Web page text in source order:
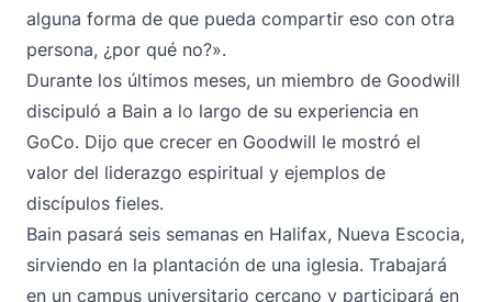
alguna forma de que pueda compartir eso con otra
persona, ¿por qué no?».
Durante los últimos meses, un miembro de Goodwill
discipuló a Bain a lo largo de su experiencia en
GoCo. Dijo que crecer en Goodwill le mostró el
valor del liderazgo espiritual y ejemplos de
discípulos fieles.
Bain pasará seis semanas en Halifax, Nueva Escocia,
sirviendo en la plantación de una iglesia. Trabajará
en un campus universitario cercano y participará en